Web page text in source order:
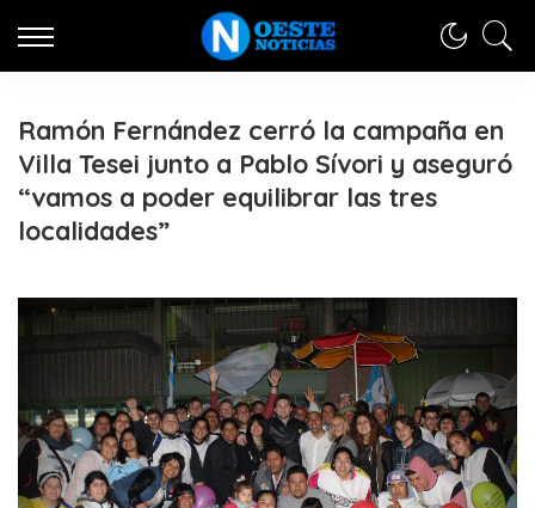
Ramón Fernández cerró la campaña en
Villa Tesei junto a Pablo Sívori y aseguró
“vamos a poder equilibrar las tres
localidades”